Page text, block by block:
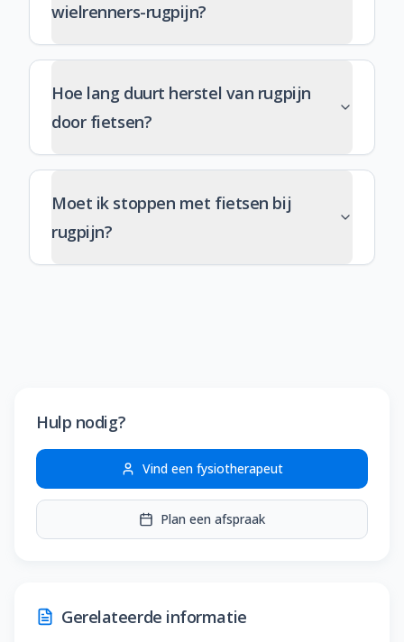
wielrenners-rugpijn?
Hoe lang duurt herstel van rugpijn
door fietsen?
Moet ik stoppen met fietsen bij
rugpijn?
Hulp nodig?
Vind een fysiotherapeut
Plan een afspraak
Gerelateerde informatie